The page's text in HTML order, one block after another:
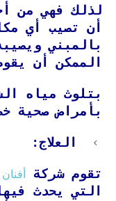
لذلك فهي من
أن تصيب أي
بالمبني
الممكن أن
بتلوث مياه
بأمراض صحية
العلاج:
تقوم شركة
التي يحدث